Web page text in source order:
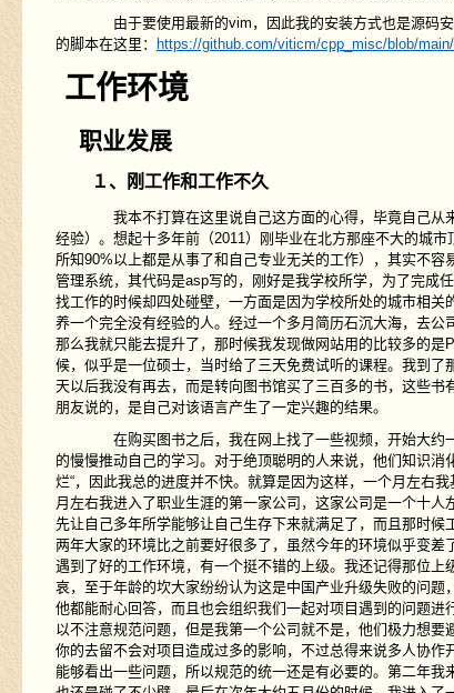
由于要使用最新的vim，因此我的安装方式也是源码安装
的脚本在这里： https://github.com/viticm/cpp_misc/blob/
工作环境
职业发展
１、刚工作和工作不久
我本不打算在这里说自己这方面的心得，毕竟自己从来
经验）。想起十多年前（2011）刚毕业在北方那座不大的城
所知90%以上都是从事了和自己专业无关的工作），其实不
管理系统，其代码是asp写的，刚好是我学校所学，为了完成
找工作的时候却四处碰壁，一方面是因为学校所处的城市相
养一个完全没有经验的人。经过一个多月简历石沉大海，去公
那么我就只能去提升了，那时候我发现做网站用的比较多的
候，似乎是一位硕士，当时给了三天免费试听的课程。我到
天以后我没有再去，而是转向图书馆买了三百多的书，这些
朋友说的，是自己对该语言产生了一定兴趣的结果。
在购买图书之后，我在网上找了一些视频，开始大约一
的慢慢推动自己的学习。对于绝顶聪明的人来说，他们知识
烂“，因此我总的进度并不快。就算是因为这样，一个月左右
月左右我进入了职业生涯的第一家公司，这家公司是一个十
先让自己多年所学能够让自己生存下来就满足了，而且那时
两年大家的环境比之前要好很多了，虽然今年的环境似乎变
遇到了好的工作环境，有一个挺不错的上级。我还记得那位
哀，至于年龄的坎大家纷纷认为这是中国产业升级失败的问
他都能耐心回答，而且也会组织我们一起对项目遇到的问题
以不注意规范问题，但是我第一个公司就不是，他们极力想
你的去留不会对项目造成过多的影响，不过总得来说多人协
能够看出一些问题，所以规范的统一还是有必要的。第二年